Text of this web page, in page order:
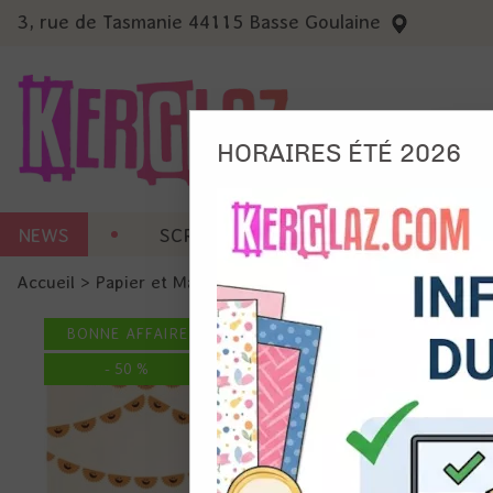
3, rue de Tasmanie 44115 Basse Goulaine
NEWS SCRAP CARTERIE MACHINES
Accueil > Papier et Matière Papier scrap imprimé >
BONNE AFFAIRE
- 50 %
Ils
et du
précises
Si vous
de la
HORAIRES ÉTÉ 2026